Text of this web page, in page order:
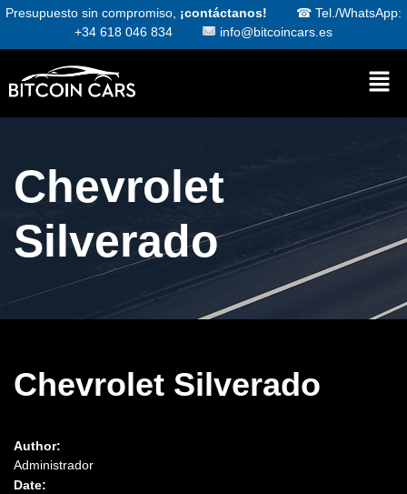
Presupuesto sin compromiso, ¡contáctanos! ☎ Tel./WhatsApp:
+34 618 046 834
info@bitcoincars.es
Chevrolet
Silverado
Chevrolet Silverado
Author:
Administrador
Date: